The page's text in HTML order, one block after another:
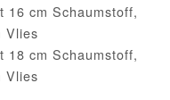
16 cm Schaumstoff,
Vlies
18 cm Schaumstoff,
Vlies